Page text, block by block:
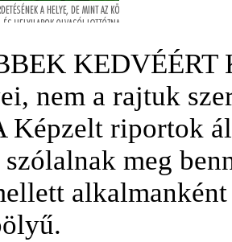
KEDVÉÉRT
nem a rajtuk
Képzelt riportok
meg